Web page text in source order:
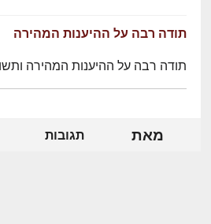
תודה רבה על ההיענות המהירה
תודה רבה על ההיענות המהירה
מאת תגובות